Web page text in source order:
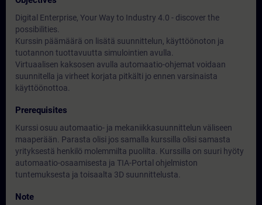
Digital Enterprise, Your Way to Industry 4.0 - discover the
possibilities.
Kurssin päämäärä on lisätä suunnittelun, käyttöönoton ja
tuotannon tuottavuutta simulointien avulla.
Virtuaalisen kaksosen avulla automaatio-ohjemat voidaan
suunnitella ja virheet korjata pitkälti jo ennen varsinaista
käyttöönottoa.
Prerequisites
Kurssi osuu automaatio- ja mekaniikkasuunnittelun väliseen
maaperään. Parasta olisi jos samalla kurssilla olisi samasta
yrityksestä henkilö molemmilta puolilta. Kurssilla on suuri hyöty
automaatio-osaamisesta ja TIA-Portal ohjelmiston
tuntemuksesta ja toisaalta 3D suunnittelusta.
Note